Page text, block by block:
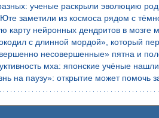
ученые раскрыли эволюцию
заметили из космоса рядом с
карту нейронных дендритов в мозге
с длинной мордой», который
несовершенные» пятна и
мха: японские учёные
на паузу»: открытие может помочь